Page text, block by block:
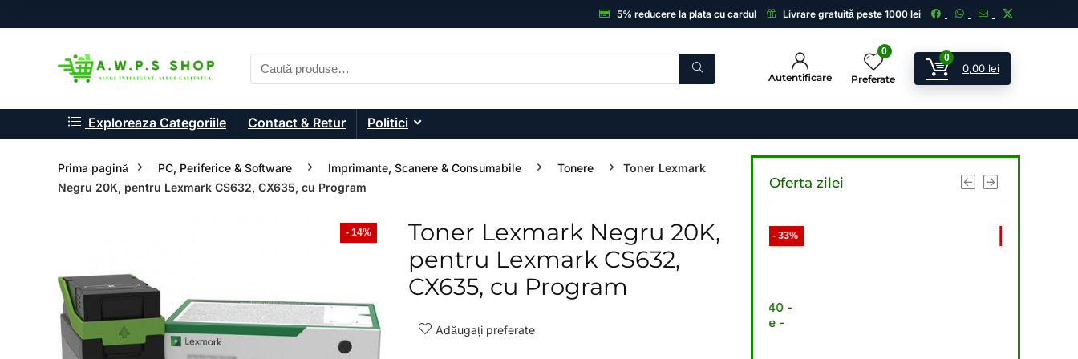
5% reducere la plata cu cardul Livrare gratuită peste 1000 lei
Autentificare
0
Preferate
0
0,00 lei
Exploreaza Categoriile Contact & Retur Politici
Prima pagină PC, Periferice & Software Imprimante, Scanere & Consumabile Tonere
Toner Lexmark
Negru 20K, pentru Lexmark CS632, CX635, cu Program
- 14%
Toner Lexmark Negru 20K,
pentru Lexmark CS632,
CX635, cu Program
Adăugați preferate
Oferta zilei
- 33%